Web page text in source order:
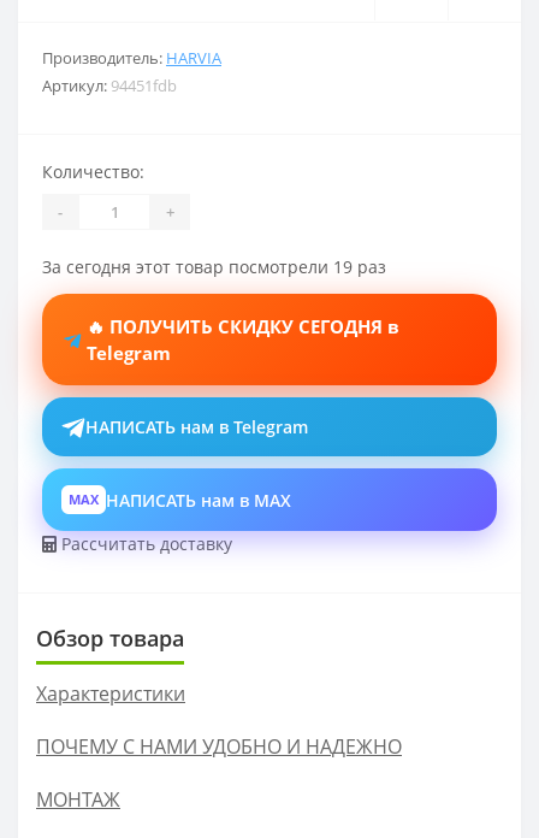
Производитель: HARVIA
Артикул: 94451fdb
Количество:
- +
За сегодня этот товар посмотрели 19 раз
🔥 ПОЛУЧИТЬ СКИДКУ СЕГОДНЯ в
Telegram
НАПИСАТЬ нам в Telegram
MAX НАПИСАТЬ нам в MAX
Рассчитать доставку
Обзор товара
Характеристики
ПОЧЕМУ С НАМИ УДОБНО И НАДЕЖНО
МОНТАЖ